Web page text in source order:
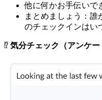
他に何かお手伝いで
まとめましょう：誰
のチェックインはい
⁉️ 気分チェック（アンケー